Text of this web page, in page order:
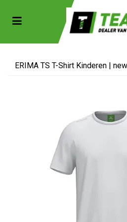
(Sportkleding)
(Collecties)
Toggle navigation
ERIMA TS T-Shirt Kinderen |